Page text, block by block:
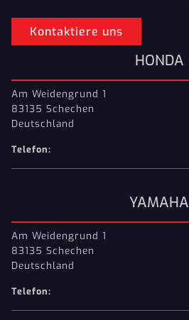
Kontaktiere uns
HONDA
Am Weidengrund 1
83135 Schechen
Deutschland
Telefon:
YAMAHA
Am Weidengrund 1
83135 Schechen
Deutschland
Telefon: